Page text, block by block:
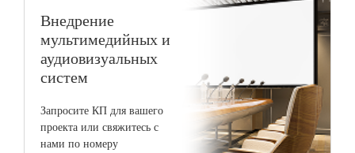
Внедрение
мультимедийных и
аудиовизуальных
систем
Запросите КП для вашего
проекта или свяжитесь с
нами по номеру